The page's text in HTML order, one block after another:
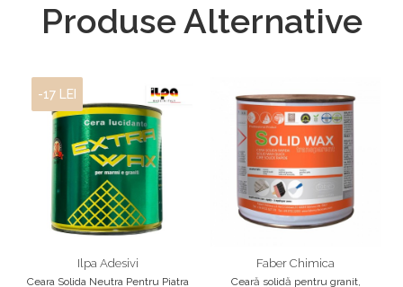
Produse Alternative
-17 LEI
Ilpa Adesivi
Ceara Solida Neutra Pentru Piatra
Faber Chimica
Ceară solidă pentru granit,